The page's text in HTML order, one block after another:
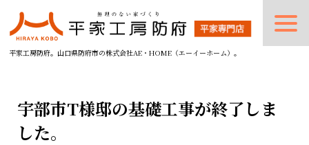
平家工房防府。山口県防府市の株式会社AE・HOME（エーイーホーム）。
宇部市T様邸の基礎工事が終了しま
した。